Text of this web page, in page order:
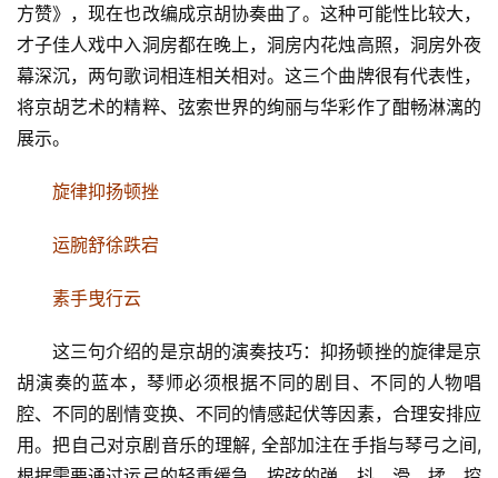
方赞》，现在也改编成京胡协奏曲了。这种可能性比较大，
才子佳人戏中入洞房都在晚上，洞房内花烛高照，洞房外夜
幕深沉，两句歌词相连相关相对。这三个曲牌很有代表性，
将京胡艺术的精粹、弦索世界的绚丽与华彩作了酣畅淋漓的
展示。
旋律抑扬顿挫
运腕舒徐跌宕
素手曳行云
这三句介绍的是京胡的演奏技巧：抑扬顿挫的旋律是京
胡演奏的蓝本，琴师必须根据不同的剧目、不同的人物唱
腔、不同的剧情变换、不同的情感起伏等因素，合理安排应
用。把自己对京剧音乐的理解, 全部加注在手指与琴弓之间,